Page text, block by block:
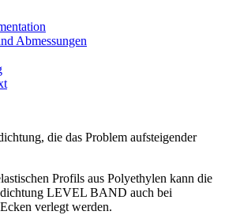
Abmessungen
die das Problem aufsteigender
Profils aus Polyethylen kann die
LEVEL BAND auch bei
verlegt werden.